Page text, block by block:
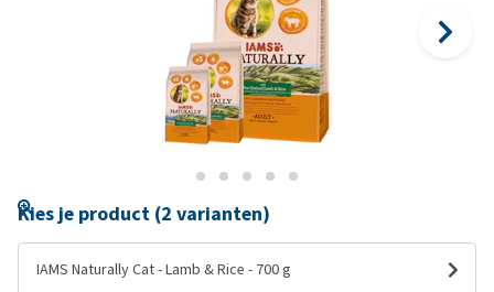
Kies je product (2 varianten)
IAMS Naturally Cat - Lamb & Rice - 700 g